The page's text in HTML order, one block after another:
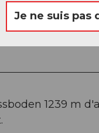
1239 m
Je ne suis pas